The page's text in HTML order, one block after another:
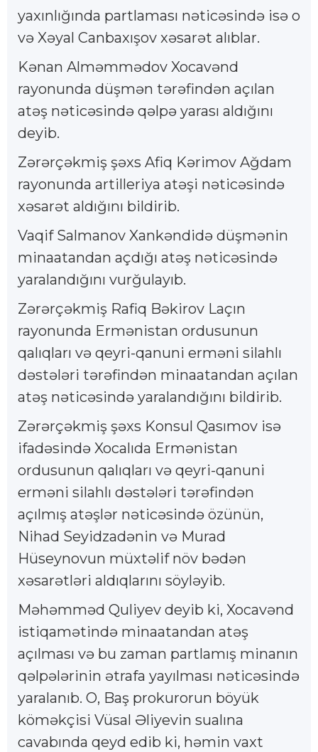
yaxınlığında partlaması nəticəsində isə o
və Xəyal Canbaxışov xəsarət alıblar.
Kənan Alməmmədov Xocavənd
rayonunda düşmən tərəfindən açılan
atəş nəticəsində qəlpə yarası aldığını
deyib.
Zərərçəkmiş şəxs Afiq Kərimov Ağdam
rayonunda artilleriya atəşi nəticəsində
xəsarət aldığını bildirib.
Vaqif Salmanov Xankəndidə düşmənin
minaatandan açdığı atəş nəticəsində
yaralandığını vurğulayıb.
Zərərçəkmiş Rafiq Bəkirov Laçın
rayonunda Ermənistan ordusunun
qalıqları və qeyri-qanuni erməni silahlı
dəstələri tərəfindən minaatandan açılan
atəş nəticəsində yaralandığını bildirib.
Zərərçəkmiş şəxs Konsul Qasımov isə
ifadəsində Xocalıda Ermənistan
ordusunun qalıqları və qeyri-qanuni
erməni silahlı dəstələri tərəfindən
açılmış atəşlər nəticəsində özünün,
Nihad Seyidzadənin və Murad
Hüseynovun müxtəlif növ bədən
xəsarətləri aldıqlarını söyləyib.
Məhəmməd Quliyev deyib ki, Xocavənd
istiqamətində minaatandan atəş
açılması və bu zaman partlamış minanın
qəlpələrinin ətrafa yayılması nəticəsində
yaralanıb. O, Baş prokurorun böyük
köməkçisi Vüsal Əliyevin sualına
cavabında qeyd edib ki, həmin vaxt